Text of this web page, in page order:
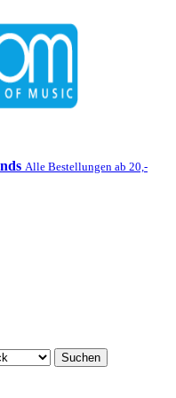
Alle Bestellungen ab 20,-
Suchen